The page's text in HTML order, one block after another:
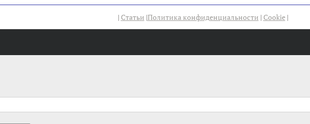
| Статьи |Политика конфиденциальности | Cookie|